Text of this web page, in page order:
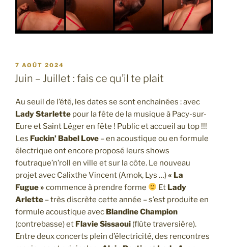
PUBLIÉ
LE
7 AOÛT 2024
Juin – Juillet : fais ce qu’il te plait
Au seuil de l’été, les dates se sont enchainées : avec
Lady Starlette pour la fête de la musique à Pacy-sur-
Eure et Saint Léger en fête ! Public et accueil au top !!!
Les Fuckin’ Babel Love – en acoustique ou en formule
électrique ont encore proposé leurs shows
foutraque’n’roll en ville et sur la côte. Le nouveau
projet avec Calixthe Vincent (Amok, Lys …)« La
Fugue » commence à prendre forme Et Lady
Arlette – très discrète cette année – s’est produite en
formule acoustique avec Blandine Champion
(contrebasse) et Flavie Sissaoui (flûte traversière).
Entre deux concerts plein d’électricité, des rencontres